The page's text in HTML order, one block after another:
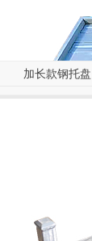
加长款钢托盘